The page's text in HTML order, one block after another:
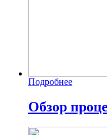
Подробнее
Обзор